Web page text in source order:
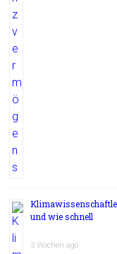
und wie schnell
3 Wochen ago